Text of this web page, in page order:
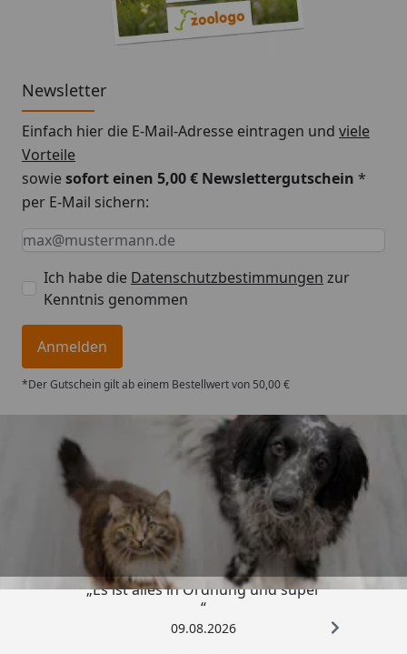
Newsletter
Einfach hier die E-Mail-Adresse eintragen und viele
Vorteile
sowiesofort einen 5,00 € Newslettergutschein *
per E-Mail sichern:
Keine Eingabe erforderlich
Eingabe erforderlich
E-Mail *
Ich habe die Datenschutzbestimmungen zur
Kenntnis genommen
Anmelden
*Der Gutschein gilt ab einem Bestellwert von 50,00 €
Trusted Shops
4,73/ 5
„Es ist alles in Ordnung und super
“
09.08.2026